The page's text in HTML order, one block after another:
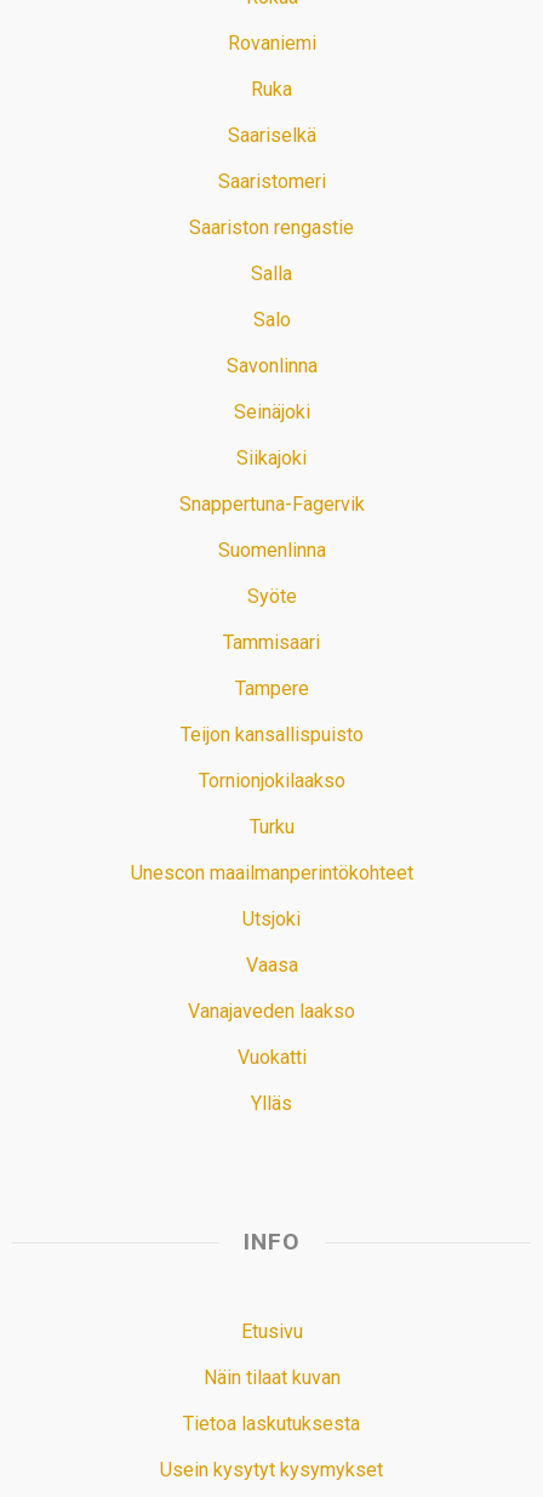
Rovaniemi
Ruka
Saariselkä
Saaristomeri
Saariston rengastie
Salla
Salo
Savonlinna
Seinäjoki
Siikajoki
Snappertuna-Fagervik
Suomenlinna
Syöte
Tammisaari
Tampere
Teijon kansallispuisto
Tornionjokilaakso
Turku
Unescon maailmanperintökohteet
Utsjoki
Vaasa
Vanajaveden laakso
Vuokatti
Ylläs
INFO
Etusivu
Näin tilaat kuvan
Tietoa laskutuksesta
Usein kysytyt kysymykset